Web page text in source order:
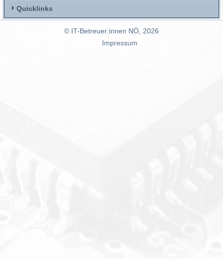
Quicklinks
© IT-Betreuer:innen NÖ, 2026
Impressum